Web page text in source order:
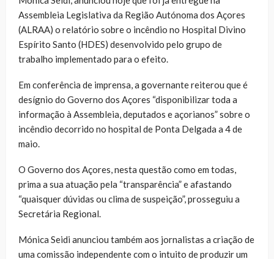
Assembleia Legislativa da Região Autónoma dos Açores
(ALRAA) o relatório sobre o incêndio no Hospital Divino
Espírito Santo (HDES) desenvolvido pelo grupo de
trabalho implementado para o efeito.
Em conferência de imprensa, a governante reiterou que é
desígnio do Governo dos Açores “disponibilizar toda a
informação à Assembleia, deputados e açorianos” sobre o
incêndio decorrido no hospital de Ponta Delgada a 4 de
maio.
O Governo dos Açores, nesta questão como em todas,
prima a sua atuação pela “transparência” e afastando
“quaisquer dúvidas ou clima de suspeição”, prosseguiu a
Secretária Regional.
Mónica Seidi anunciou também aos jornalistas a criação de
uma comissão independente com o intuito de produzir um